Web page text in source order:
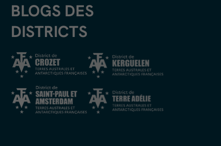
BLOGS DES
DISTRICTS